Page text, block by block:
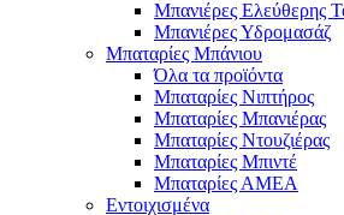
Μπανιέρες Ελεύθερης
Μπανιέρες Υδρομασάζ
Μπαταρίες Μπάνιου
Όλα τα προϊόντα
Μπαταρίες Νιπτήρος
Μπαταρίες Μπανιέρας
Μπαταρίες Ντουζιέρας
Μπαταρίες Μπιντέ
Μπαταρίες ΑΜΕΑ
Εντοιχισμένα